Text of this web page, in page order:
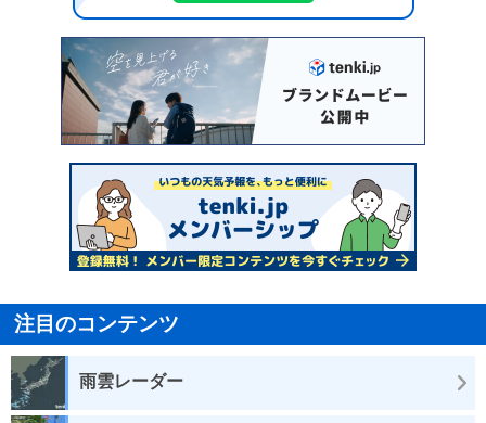
注目のコンテンツ
雨雲レーダー